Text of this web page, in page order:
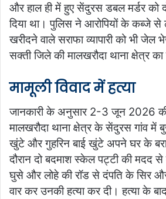
और हाल ही में हुए सेंदुरस डबल मर्डर को
दिया था। पुलिस ने आरोपियों के कब्जे
खरीदने वाले सराफा व्यापारी को भी जेल
सक्ती जिले की मालखरौदा थाना क्षेत्र
मामूली विवाद में हत्या
जानकारी के अनुसार 2-3 जून 2026 की
मालखरौदा थाना क्षेत्र के सेंदुरस गांव में
खुंटे और गुहरिन बाई खुंटे अपने घर के
दौरान दो बदमाश स्केल पट्टी की मदद
घुसे और लोहे की रॉड से दंपति के सिर
वार कर उनकी हत्या कर दी। हत्या के